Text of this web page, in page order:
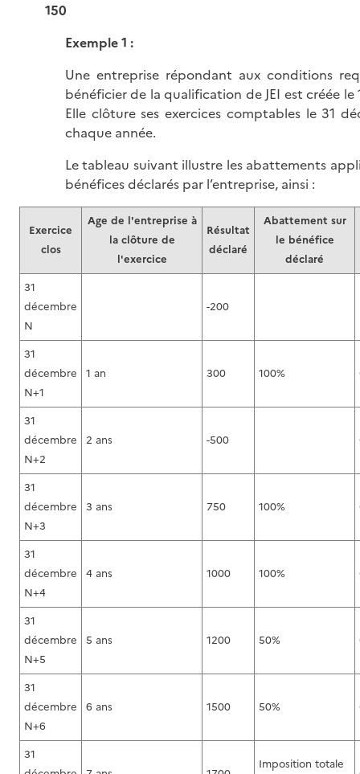
150
Exemple 1 :
Une entreprise répondant aux conditions
bénéficier de la qualification de JEI est créée le
Elle clôture ses exercices comptables le 31
chaque année.
Le tableau suivant illustre les abattements
bénéfices déclarés par l’entreprise, ainsi :
Exercice
clos
Age de l'entreprise à
la clôture de
l'exercice
Résultat
déclaré
Abattement sur
le bénéfice
déclaré
31
décembre
N
-200
31
décembre
N+1
1 an 300 100%
31
décembre
N+2
2 ans -500
31
décembre
N+3
3 ans 750 100%
31
décembre
N+4
4 ans 1000 100%
31
décembre
N+5
5 ans 1200 50%
31
décembre
N+6
6 ans 1500 50%
31
Imposition totale